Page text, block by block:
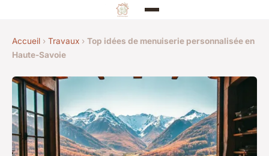
Accueil › Travaux › Top idées de menuiserie personnalisée en
Haute-Savoie